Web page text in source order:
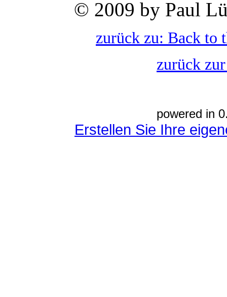
© 2009 by Paul
zurück zu: Back to
zurück
powered in
Erstellen Sie Ihre